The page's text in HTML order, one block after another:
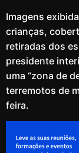
Imagens
crianças,
retiradas dos
presidente
uma “zona de
terremotos de
feira.